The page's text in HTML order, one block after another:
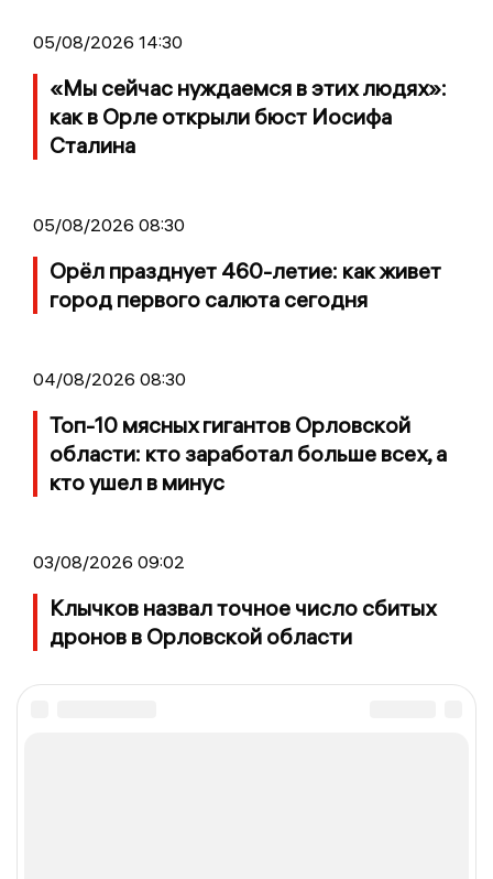
05/08/2026 14:30
«Мы сейчас нуждаемся в этих людях»:
как в Орле открыли бюст Иосифа
Сталина
05/08/2026 08:30
Орёл празднует 460-летие: как живет
город первого салюта сегодня
04/08/2026 08:30
Топ-10 мясных гигантов Орловской
области: кто заработал больше всех, а
кто ушел в минус
03/08/2026 09:02
Клычков назвал точное число сбитых
дронов в Орловской области